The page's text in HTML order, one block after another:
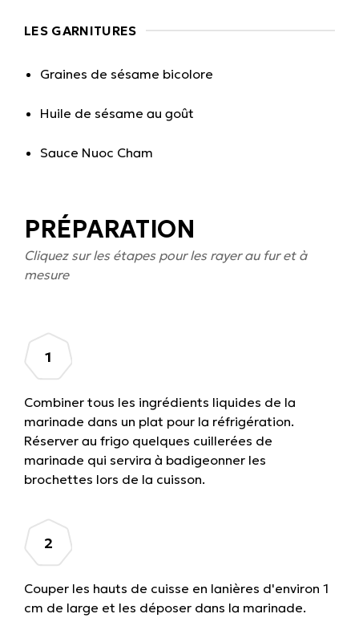
LES GARNITURES
Graines de sésame bicolore
Huile de sésame au goût
Sauce Nuoc Cham
PRÉPARATION
Cliquez sur les étapes pour les rayer au fur et à
mesure
Combiner tous les ingrédients liquides de la
marinade dans un plat pour la réfrigération.
Réserver au frigo quelques cuillerées de
marinade qui servira à badigeonner les
brochettes lors de la cuisson.
Couper les hauts de cuisse en lanières d'environ 1
cm de large et les déposer dans la marinade.